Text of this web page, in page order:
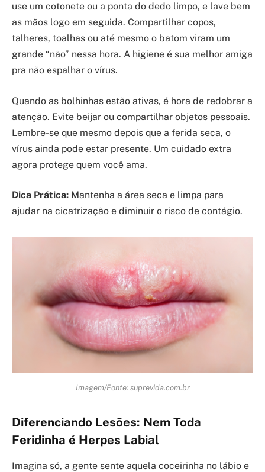
use um cotonete ou a ponta do dedo limpo, e lave bem
as mãos logo em seguida. Compartilhar copos,
talheres, toalhas ou até mesmo o batom viram um
grande “não” nessa hora. A higiene é sua melhor amiga
pra não espalhar o vírus.
Quando as bolhinhas estão ativas, é hora de redobrar a
atenção. Evite beijar ou compartilhar objetos pessoais.
Lembre-se que mesmo depois que a ferida seca, o
vírus ainda pode estar presente. Um cuidado extra
agora protege quem você ama.
Dica Prática: Mantenha a área seca e limpa para
ajudar na cicatrização e diminuir o risco de contágio.
Imagem/Fonte: suprevida.com.br
Diferenciando Lesões: Nem Toda
Feridinha é Herpes Labial
Imagina só, a gente sente aquela coceirinha no lábio e